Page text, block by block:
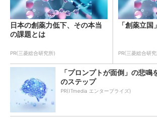
日本の創薬力低下、その本当
の課題とは
PR(三菱総合研究所)
「創薬立
PR(三菱総合研
「プロンプトが面倒」の悲
のステップ
PR(ITmedia エンタープライズ)